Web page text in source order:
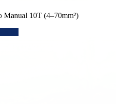
Manual 10T (4–70mm²)